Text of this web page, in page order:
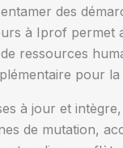
des
à Iprof
ressources
pour
à jour et
de mutation,